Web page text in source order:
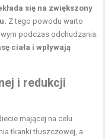
się na zwiększony
Z tego powodu warto
podczas odchudzania.
ciała i wpływają
i redukcji
mającej na celu
tkanki tłuszczowej, a